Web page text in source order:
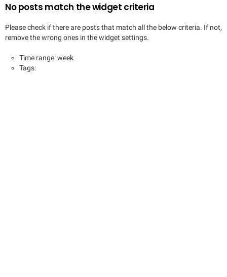
No posts match the widget criteria
Please check if there are posts that match all the below criteria. If not,
remove the wrong ones in the widget settings.
Time range: week
Tags: